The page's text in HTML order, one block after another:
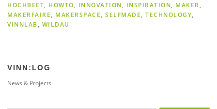
HOCHBEET, HOWTO, INNOVATION, INSPIRATION, MAKER,
MAKERFAIRE, MAKERSPACE, SELFMADE, TECHNOLOGY,
VINNLAB, WILDAU
VINN:LOG
News & Projects